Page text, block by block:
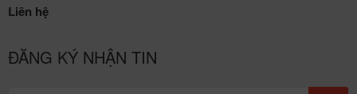
Liên hệ
ĐĂNG KÝ NHẬN TIN